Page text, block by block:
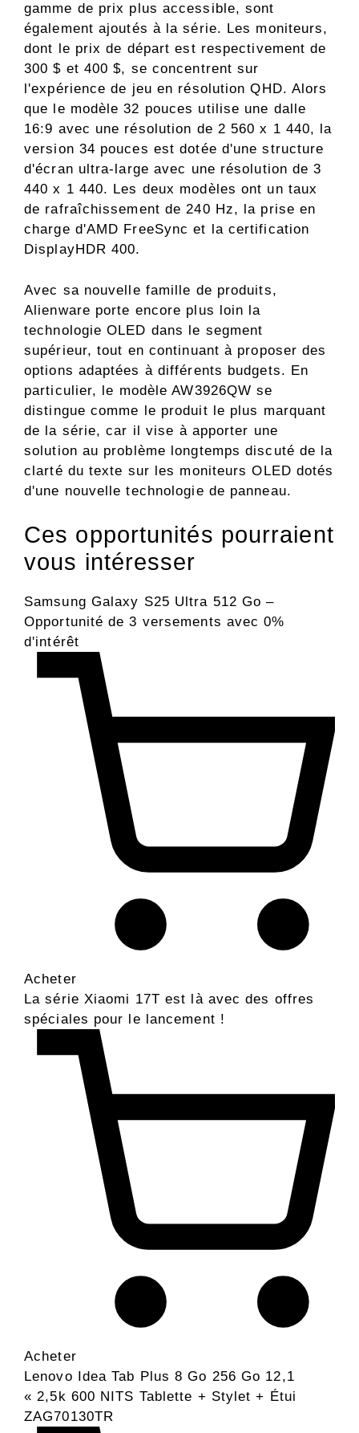
gamme de prix plus accessible, sont
également ajoutés à la série. Les moniteurs,
dont le prix de départ est respectivement de
300 $ et 400 $, se concentrent sur
l'expérience de jeu en résolution QHD. Alors
que le modèle 32 pouces utilise une dalle
16:9 avec une résolution de 2 560 x 1 440, la
version 34 pouces est dotée d'une structure
d'écran ultra-large avec une résolution de 3
440 x 1 440. Les deux modèles ont un taux
de rafraîchissement de 240 Hz, la prise en
charge d'AMD FreeSync et la certification
DisplayHDR 400.
Avec sa nouvelle famille de produits,
Alienware porte encore plus loin la
technologie OLED dans le segment
supérieur, tout en continuant à proposer des
options adaptées à différents budgets. En
particulier, le modèle AW3926QW se
distingue comme le produit le plus marquant
de la série, car il vise à apporter une
solution au problème longtemps discuté de la
clarté du texte sur les moniteurs OLED dotés
d'une nouvelle technologie de panneau.
Ces opportunités pourraient
vous intéresser
Samsung Galaxy S25 Ultra 512 Go –
Opportunité de 3 versements avec 0%
d'intérêt
Acheter
La série Xiaomi 17T est là avec des offres
spéciales pour le lancement !
Acheter
Lenovo Idea Tab Plus 8 Go 256 Go 12,1
« 2,5k 600 NITS Tablette + Stylet + Étui
ZAG70130TR